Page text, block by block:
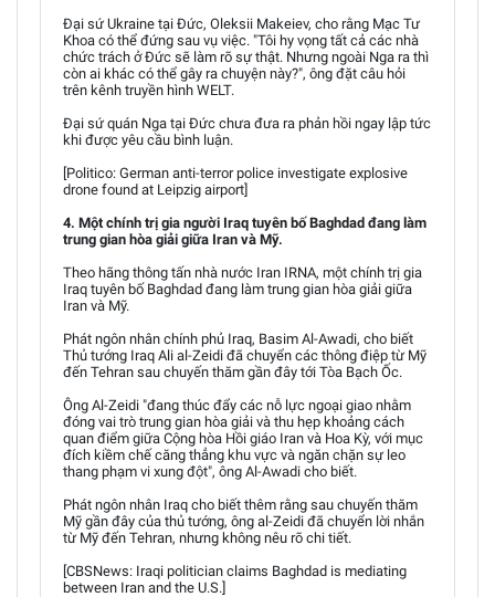
Đại sứ Ukraine tại Đức, Oleksii Makeiev, cho rằng Mạc Tư
Khoa có thể đứng sau vụ việc. "Tôi hy vọng tất cả các nhà
chức trách ở Đức sẽ làm rõ sự thật. Nhưng ngoài Nga ra thì
còn ai khác có thể gây ra chuyện này?", ông đặt câu hỏi
trên kênh truyền hình WELT.
Đại sứ quán Nga tại Đức chưa đưa ra phản hồi ngay lập tức
khi được yêu cầu bình luận.
[Politico: German anti-terror police investigate explosive
drone found at Leipzig airport]
4. Một chính trị gia người Iraq tuyên bố Baghdad đang làm
trung gian hòa giải giữa Iran và Mỹ.
Theo hãng thông tấn nhà nước Iran IRNA, một chính trị gia
Iraq tuyên bố Baghdad đang làm trung gian hòa giải giữa
Iran và Mỹ.
Phát ngôn nhân chính phủ Iraq, Basim Al-Awadi, cho biết
Thủ tướng Iraq Ali al-Zeidi đã chuyển các thông điệp từ Mỹ
đến Tehran sau chuyến thăm gần đây tới Tòa Bạch Ốc.
Ông Al-Zeidi "đang thúc đẩy các nỗ lực ngoại giao nhằm
đóng vai trò trung gian hòa giải và thu hẹp khoảng cách
quan điểm giữa Cộng hòa Hồi giáo Iran và Hoa Kỳ, với mục
đích kiềm chế căng thẳng khu vực và ngăn chặn sự leo
thang phạm vi xung đột", ông Al-Awadi cho biết.
Phát ngôn nhân Iraq cho biết thêm rằng sau chuyến thăm
Mỹ gần đây của thủ tướng, ông al-Zeidi đã chuyển lời nhắn
từ Mỹ đến Tehran, nhưng không nêu rõ chi tiết.
[CBSNews: Iraqi politician claims Baghdad is mediating
between Iran and the U.S.]